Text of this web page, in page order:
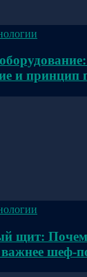
и принцип
щит:
шеф-